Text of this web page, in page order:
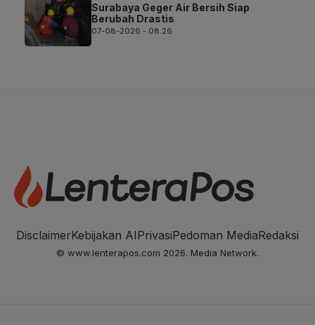
Surabaya Geger Air Bersih Siap
Berubah Drastis
07-08-2026 - 08.26
DisclaimerKebijakan AIPrivasiPedoman MediaRedaksi
© www.lenterapos.com 2026. Media Network.